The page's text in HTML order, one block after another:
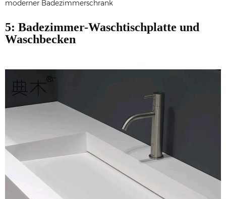
moderner Badezimmerschrank
5: Badezimmer-Waschtischplatte und
Waschbecken